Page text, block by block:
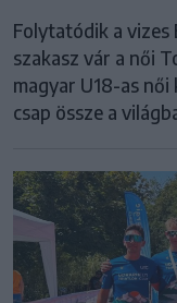
Folytatódik a vizes
szakasz vár a női
magyar U18-as
csap össze a